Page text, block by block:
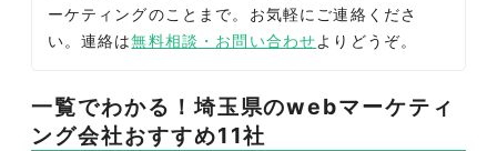
ーケティングのことまで。お気軽にご連絡くださ
い。連絡は無料相談・お問い合わせよりどうぞ。
一覧でわかる！埼玉県のwebマーケティ
ング会社おすすめ11社